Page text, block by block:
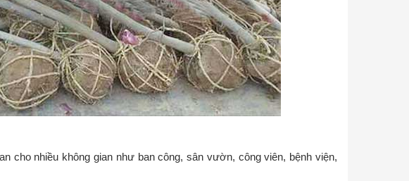
cho nhiều không gian như ban công, sân vườn, công viên, bệnh viện,